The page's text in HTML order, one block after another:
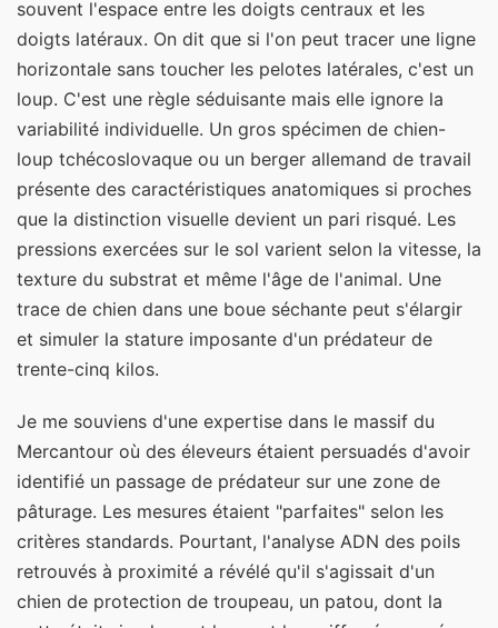
souvent l'espace entre les doigts centraux et les
doigts latéraux. On dit que si l'on peut tracer une ligne
horizontale sans toucher les pelotes latérales, c'est un
loup. C'est une règle séduisante mais elle ignore la
variabilité individuelle. Un gros spécimen de chien-
loup tchécoslovaque ou un berger allemand de travail
présente des caractéristiques anatomiques si proches
que la distinction visuelle devient un pari risqué. Les
pressions exercées sur le sol varient selon la vitesse, la
texture du substrat et même l'âge de l'animal. Une
trace de chien dans une boue séchante peut s'élargir
et simuler la stature imposante d'un prédateur de
trente-cinq kilos.
Je me souviens d'une expertise dans le massif du
Mercantour où des éleveurs étaient persuadés d'avoir
identifié un passage de prédateur sur une zone de
pâturage. Les mesures étaient "parfaites" selon les
critères standards. Pourtant, l'analyse ADN des poils
retrouvés à proximité a révélé qu'il s'agissait d'un
chien de protection de troupeau, un patou, dont la